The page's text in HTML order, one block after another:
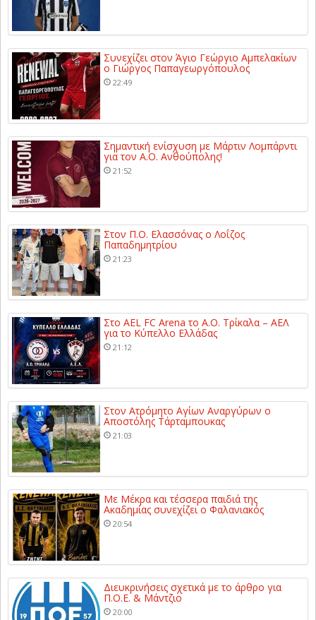
Συνεχίζει στον Άγιο Γεώργιο Αμπελακίων
ο Γιώργος Παπαγεωργόπουλος
22:49
Σημαντική ενίσχυση με Μάρτιν Λομπάρντι
για τον Α.Ο. Ανθούπολης!
21:52
Στον Π.Ο. Ελασσόνας ο Λοΐζος
Παπαδημητρίου
21:23
Στο AEL FC Arena το Α.Ο. Τρίκαλα – ΑΕΛ
για το Κύπελλο Ελλάδας
21:12
Στον Ατρόμητο Αγίων Αναργύρων ο
Αποστόλης Τάρταμπουκας
21:03
Με Μέκρα και τέσσερα παιδιά της
Ακαδημίας συνεχίζει ο Φαλανιακός
20:54
Διευκρινήσεις σχετικά με το άρθρο για
Π.Ο.Ε. & Μάντζιο
20:00